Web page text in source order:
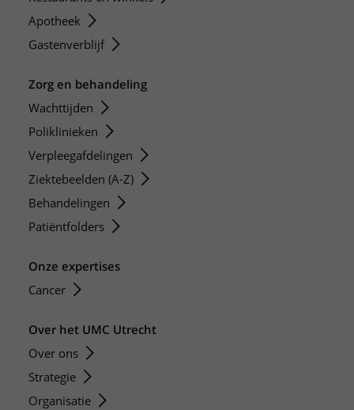
Apotheek
Gastenverblijf
Zorg en behandeling
Wachttijden
Poliklinieken
Verpleegafdelingen
Ziektebeelden (A-Z)
Behandelingen
Patiëntfolders
Onze expertises
Cancer
Over het UMC Utrecht
Over ons
Strategie
Organisatie